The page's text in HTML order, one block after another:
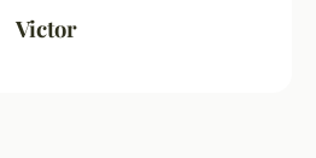
Victor